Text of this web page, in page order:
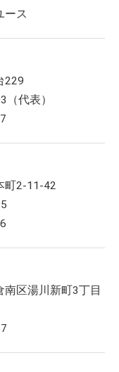
ース
229
代表）
町2-11-42
区湯川新町3丁目